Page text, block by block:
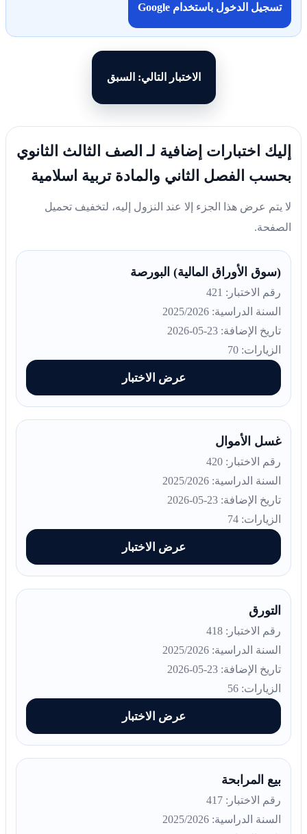
تسجيل الدخول باستخدام Google
الاختبار التالي: السبق
إليك اختبارات إضافية لـ الصف الثالث الثانوي
بحسب الفصل الثاني والمادة تربية اسلامية
لا يتم عرض هذا الجزء إلا عند النزول إليه، لتخفيف تحميل
الصفحة.
(سوق الأوراق المالية) البورصة
رقم الاختبار: 421
السنة الدراسية: 2025/2026
تاريخ الإضافة: 23-05-2026
الزيارات: 70
عرض الاختبار
غسل الأموال
رقم الاختبار: 420
السنة الدراسية: 2025/2026
تاريخ الإضافة: 23-05-2026
الزيارات: 74
عرض الاختبار
التورق
رقم الاختبار: 418
السنة الدراسية: 2025/2026
تاريخ الإضافة: 23-05-2026
الزيارات: 56
عرض الاختبار
بيع المرابحة
رقم الاختبار: 417
السنة الدراسية: 2025/2026